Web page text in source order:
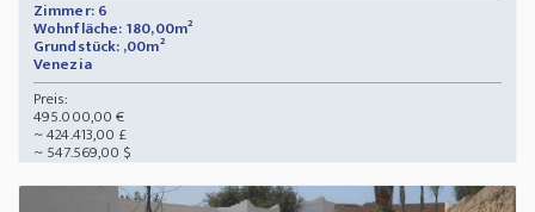
Zimmer: 6
Wohnfläche: 180,00m²
Grundstück: ,00m²
Venezia
Preis:
495.000,00 €
~ 424.413,00 £
~ 547.569,00 $